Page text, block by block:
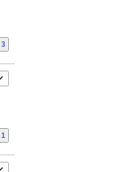
3
1